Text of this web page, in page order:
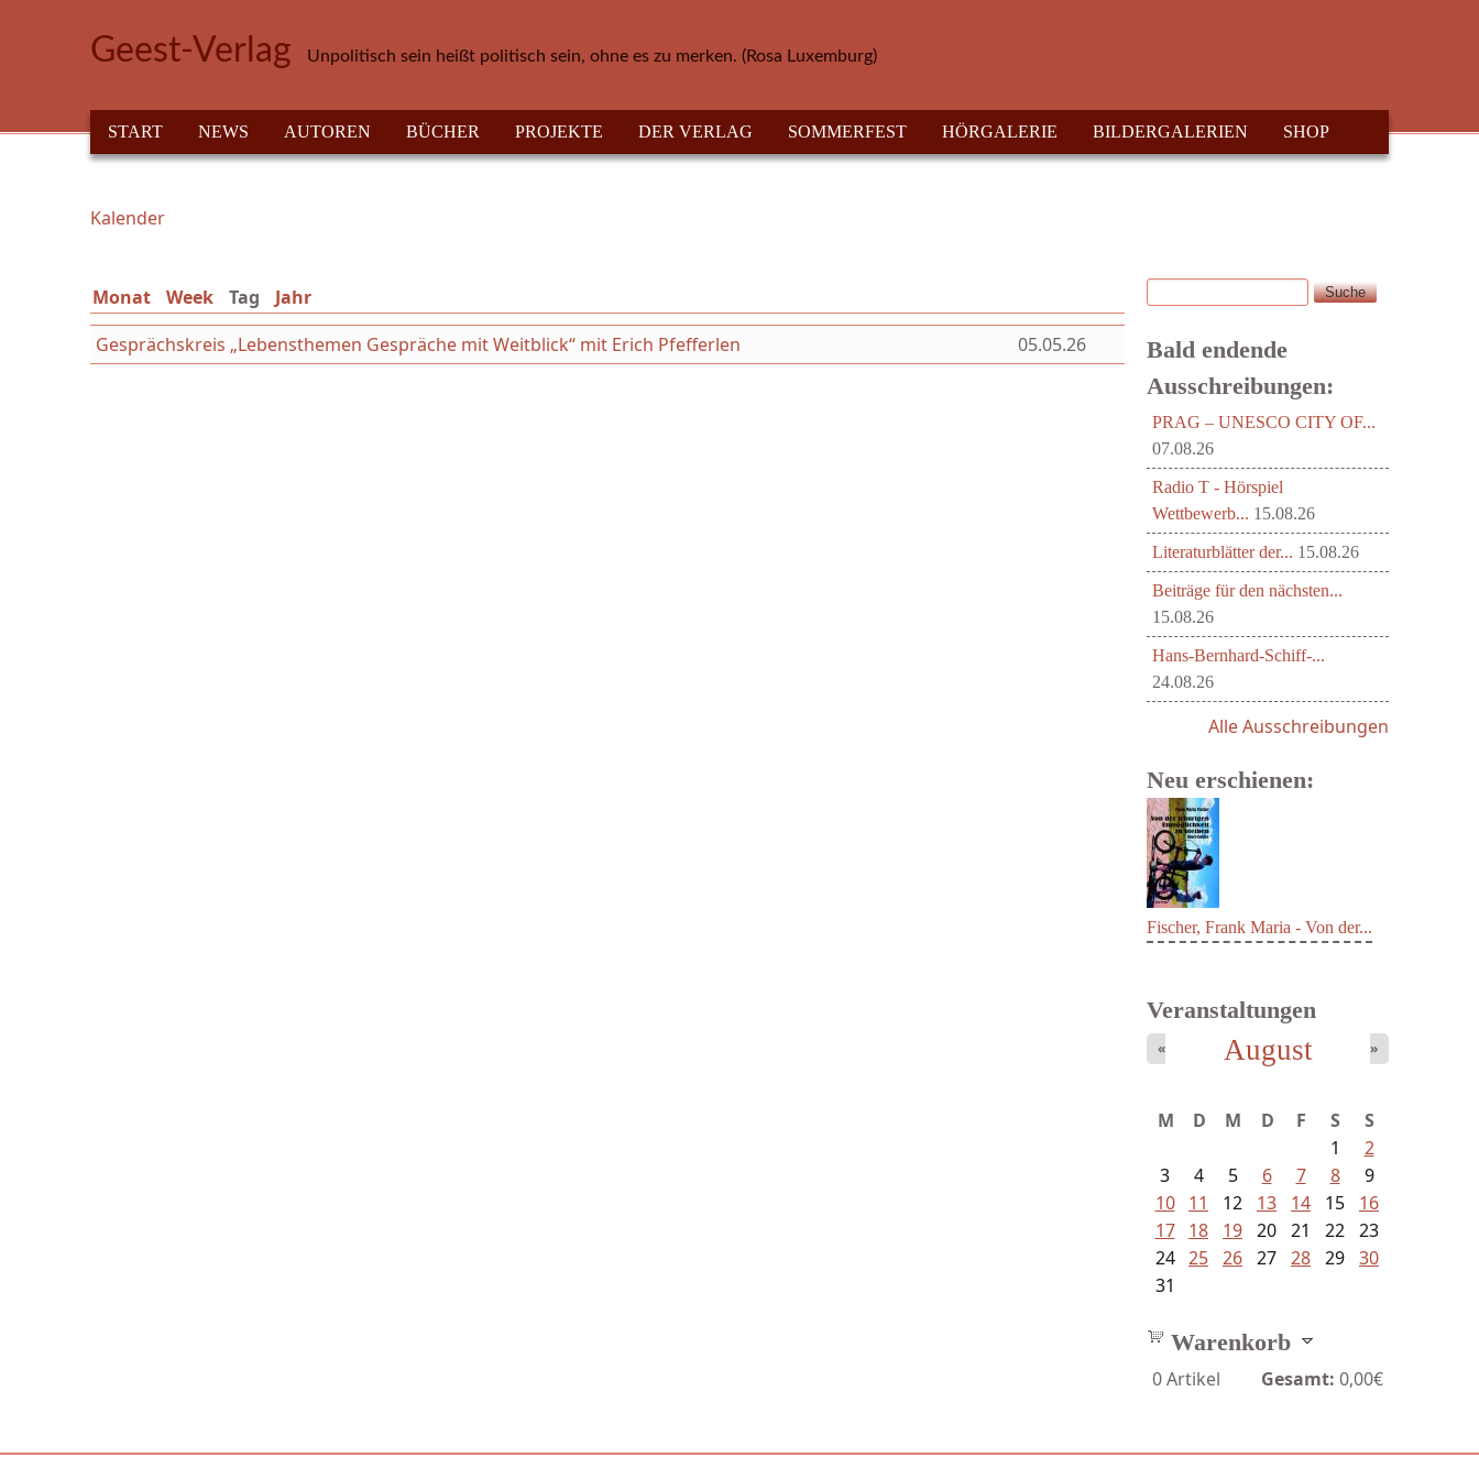
Geest-Verlag Unpolitisch sein heißt politisch sein, ohne es zu merken. (Rosa Luxemburg)
HAUPTMENÜ
START NEWS AUTOREN BÜCHER PROJEKTE DER VERLAG SOMMERFEST HÖRGALERIE BILDERGALERIEN SHOP
Sie sind hier
Kalender
Monat Week Tag (aktiver Reiter)
Jahr
Gesprächskreis „Lebensthemen Gespräche mit Weitblick“ mit Erich Pfefferlen
05.05.26
Suchformular
Suche
Bald endende
Ausschreibungen:
PRAG – UNESCO CITY OF...
07.08.26
Radio T - Hörspiel
Wettbewerb... 15.08.26
Literaturblätter der... 15.08.26
Beiträge für den nächsten...
15.08.26
Hans-Bernhard-Schiff-...
24.08.26
Alle Ausschreibungen
Neu erschienen:
Fischer, Frank Maria - Von der...
Veranstaltungen
August
« »
M D M D F S
S
1
2
3
4 5 6 7 8
9
10
11 12 13 14 15
16
17
18 19 20 21 22 23
24 25 26 27 28 29 30
31
Warenkorb
0Artikel Gesamt: 0,00€